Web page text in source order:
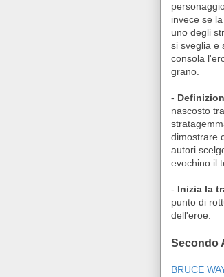
invece se
uno degli
si sveglia e
consola
grano.
-
nascosto
dimostrare
autori
evochino il
- Inizia la
punto di
dell'eroe.
Secondo
BRUCE